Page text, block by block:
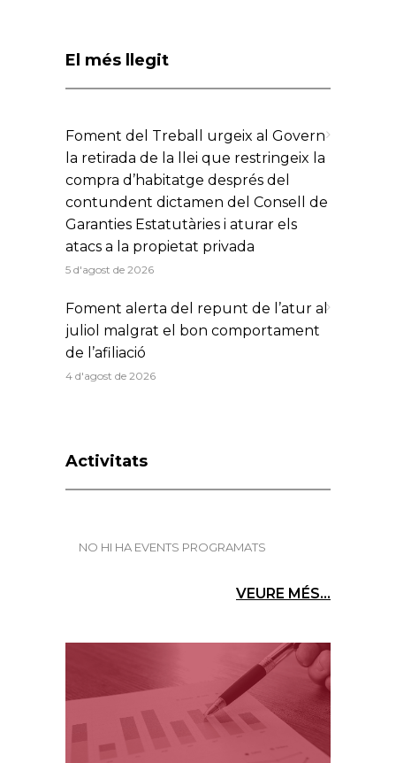
El més llegit
Foment del Treball urgeix al Govern
la retirada de la llei que restringeix la
compra d’habitatge després del
contundent dictamen del Consell de
Garanties Estatutàries i aturar els
atacs a la propietat privada
5 d'agost de 2026
Foment alerta del repunt de l’atur al
juliol malgrat el bon comportament
de l’afiliació
4 d'agost de 2026
Activitats
NO HI HA EVENTS PROGRAMATS
VEURE MÉS...